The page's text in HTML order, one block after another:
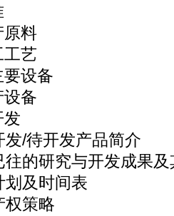
料
艺
设备
备
开发产品简介
究与开发成果及
时间表
策略